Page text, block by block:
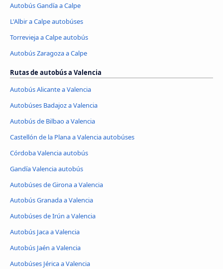
Autobús Gandía a Calpe
L'Albir a Calpe autobúses
Torrevieja a Calpe autobús
Autobús Zaragoza a Calpe
Rutas de autobús a Valencia
Autobús Alicante a Valencia
Autobúses Badajoz a Valencia
Autobús de Bilbao a Valencia
Castellón de la Plana a Valencia autobúses
Córdoba Valencia autobús
Gandía Valencia autobús
Autobúses de Girona a Valencia
Autobús Granada a Valencia
Autobúses de Irún a Valencia
Autobús Jaca a Valencia
Autobús Jaén a Valencia
Autobúses Jérica a Valencia